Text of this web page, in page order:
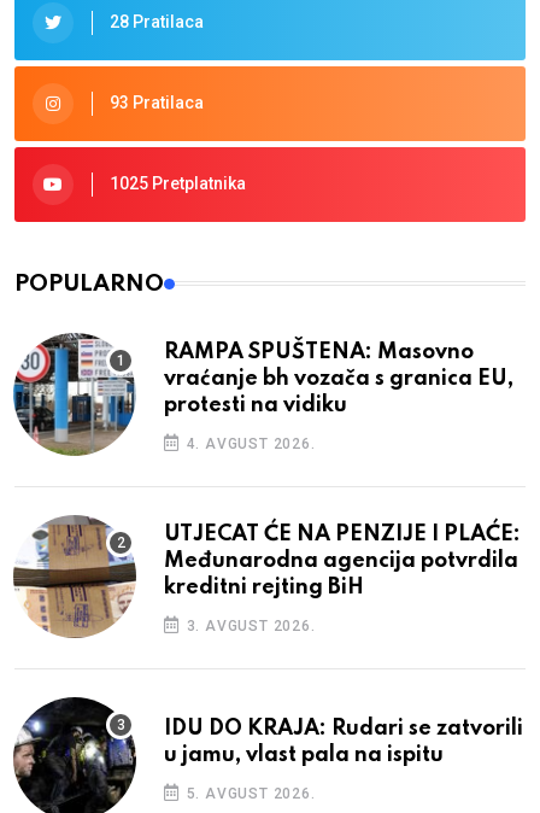
28 Pratilaca
93 Pratilaca
1025 Pretplatnika
POPULARNO
RAMPA SPUŠTENA: Masovno
vraćanje bh vozača s granica EU,
protesti na vidiku
4. AVGUST 2026.
UTJECAT ĆE NA PENZIJE I PLAĆE:
Međunarodna agencija potvrdila
kreditni rejting BiH
3. AVGUST 2026.
IDU DO KRAJA: Rudari se zatvorili
u jamu, vlast pala na ispitu
5. AVGUST 2026.